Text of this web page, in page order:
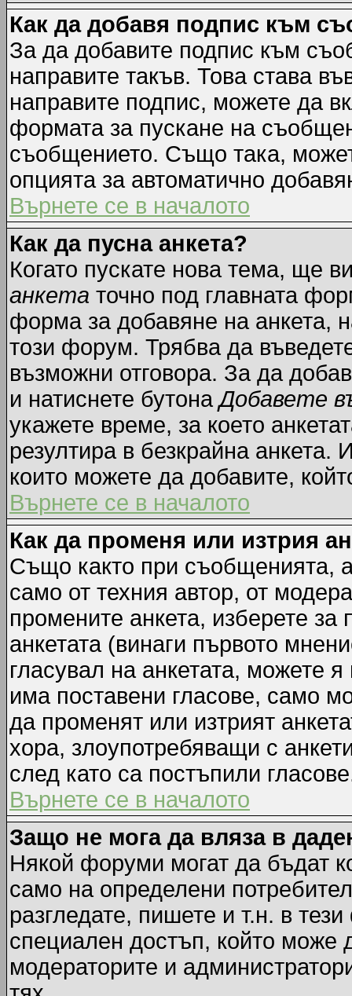
Как да добавя подпис към
За да добавите подпис към
направите такъв. Това става
направите подпис, можете да
формата за пускане на
съобщението. Също така,
опцията за автоматично
Върнете се в началото
Как да пусна анкета?
Когато пускате нова тема, ще
анкета точно под главната
форма за добавяне на анкета,
този форум. Трябва да
възможни отговора. За да
и натиснете бутонаДобавете
укажете време, за което
резултира в безкрайна
които можете да добавите,
Върнете се в началото
Как да променя или изтрия
Също както при съобщенията,
само от техния автор, от
промените анкета, изберете
анкетата (винаги първото
гласувал на анкетата, можете
има поставени гласове, само
да променят или изтрият
хора, злоупотребяващи с
след като са постъпили
Върнете се в началото
Защо не мога да вляза в
Някой форуми могат да бъдат
само на определени
разгледате, пишете и т.н. в
специален достъп, който може
модераторите и